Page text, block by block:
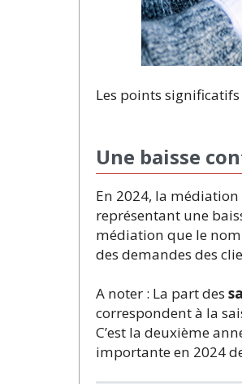
Les points
Une baisse
En 2024, la
représentant une
médiation que le
des demandes des
A noter : La part des
correspondent à la
C’est la deuxième
importante en 2024